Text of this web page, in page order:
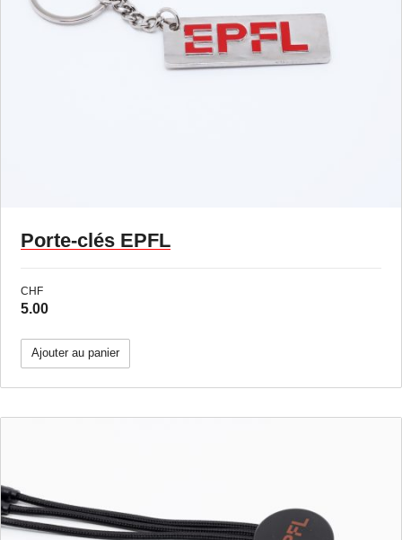
Porte-clés EPFL
CHF
5.00
Ajouter au panier